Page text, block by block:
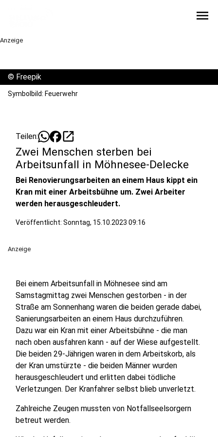
menu
Anzeige
© Freepik
Symbolbild: Feuerwehr
Teilen: open_in_new
Zwei Menschen sterben bei
Arbeitsunfall in Möhnesee-Delecke
Bei Renovierungsarbeiten an einem Haus kippt ein
Kran mit einer Arbeitsbühne um. Zwei Arbeiter
werden herausgeschleudert.
Veröffentlicht: Sonntag, 15.10.2023 09:16
Anzeige
Bei einem Arbeitsunfall in Möhnesee sind am
Samstagmittag zwei Menschen gestorben - in der
Straße am Sonnenhang waren die beiden gerade dabei,
Sanierungsarbeiten an einem Haus durchzuführen.
Dazu war ein Kran mit einer Arbeitsbühne - die man
nach oben ausfahren kann - auf der Wiese aufgestellt.
Die beiden 29-Jährigen waren in dem Arbeitskorb, als
der Kran umstürzte - die beiden Männer wurden
herausgeschleudert und erlitten dabei tödliche
Verletzungen. Der Kranfahrer selbst blieb unverletzt.
Zahlreiche Zeugen mussten von Notfallseelsorgern
betreut werden.